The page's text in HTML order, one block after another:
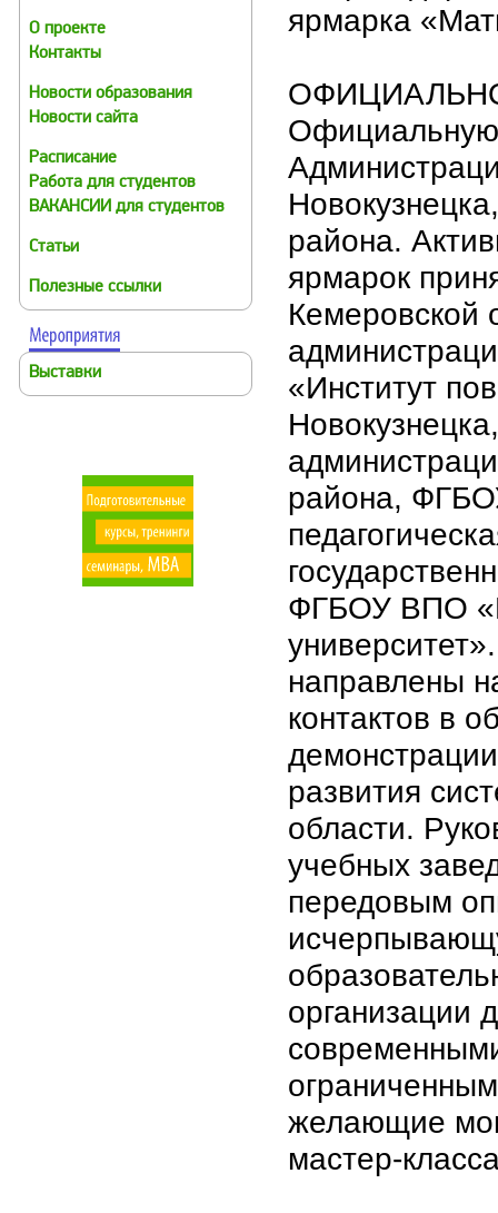
О проекте
Контакты
Новости образования
Новости сайта
Расписание
Работа для студентов
ВАКАНСИИ для студентов
Статьи
Полезные ссылки
Выставки
ярмарка
Официальную
района.
ярмарок
Кемеровской
«Институт
района,
ФГБОУ ВПО
направлены
контактов в
развития
области.
учебных
передовым
организации
желающие
мастер-